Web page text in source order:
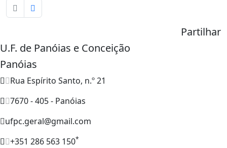
Partilhar
U.F. de Panóias e Conceição
Panóias
Rua Espírito Santo, n.º 21
7670 - 405 - Panóias
ufpc.geral@gmail.com
+351 286 563 150*